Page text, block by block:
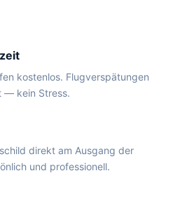
kostenlos. Flugverspätungen
— kein Stress.
direkt am Ausgang der
und professionell.